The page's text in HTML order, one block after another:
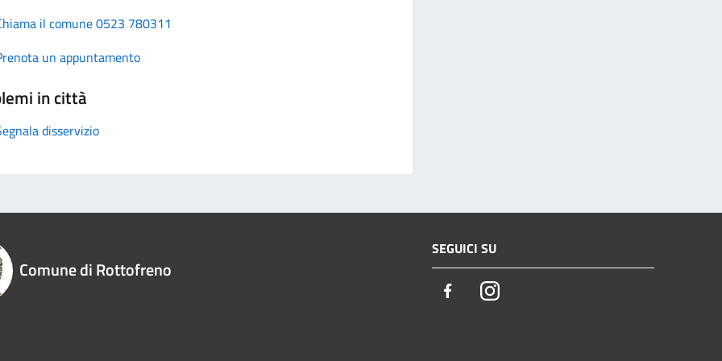
il comune 0523 780311
un appuntamento
in città
disservizio
Comune di Rottofreno
SEGUICI SU
FacebookInstagram